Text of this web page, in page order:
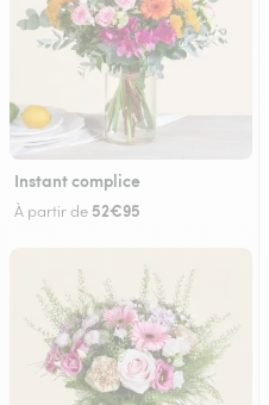
Instant complice
À partir de 52€95